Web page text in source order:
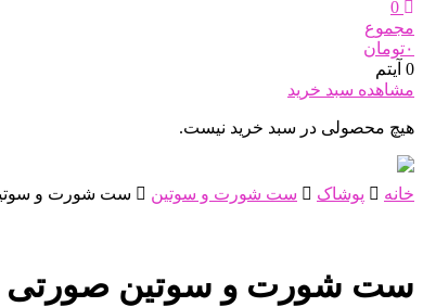
0
مجموع
۰تومان
0 آیتم
مشاهده سبد خرید
هیچ محصولی در سبد خرید نیست.
خانه پوشاک ست شورت و سوتین ست شورت و
ست شورت و سوتین صورتی